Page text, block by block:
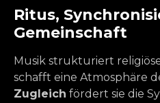
Ritus,
Gemeinschaft
Musik strukturiert
schafft eine Atmosphäre
Zugleich fördert sie die